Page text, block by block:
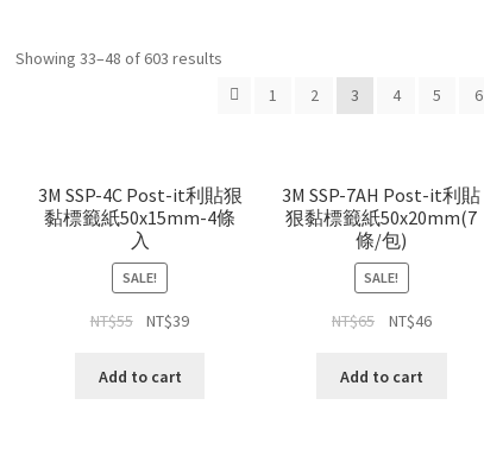
Showing 33–48 of 603 results
1
2 3 4 5 6
3M SSP-4C Post-it利貼狠
黏標籤紙50x15mm-4條
入
SALE!
NT$55 NT$39
Add to cart
3M SSP-7AH Post-it利貼
狠黏標籤紙50x20mm(7
條/包)
SALE!
NT$65 NT$46
Add to cart